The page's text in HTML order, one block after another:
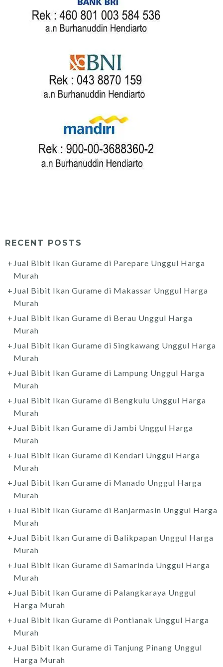
RECENT POSTS
Jual Bibit Ikan Gurame di Parepare Unggul Harga
Murah
Jual Bibit Ikan Gurame di Makassar Unggul Harga
Murah
Jual Bibit Ikan Gurame di Berau Unggul Harga
Murah
Jual Bibit Ikan Gurame di Singkawang Unggul Harga
Murah
Jual Bibit Ikan Gurame di Lampung Unggul Harga
Murah
Jual Bibit Ikan Gurame di Bengkulu Unggul Harga
Murah
Jual Bibit Ikan Gurame di Jambi Unggul Harga
Murah
Jual Bibit Ikan Gurame di Kendari Unggul Harga
Murah
Jual Bibit Ikan Gurame di Manado Unggul Harga
Murah
Jual Bibit Ikan Gurame di Banjarmasin Unggul Harga
Murah
Jual Bibit Ikan Gurame di Balikpapan Unggul Harga
Murah
Jual Bibit Ikan Gurame di Samarinda Unggul Harga
Murah
Jual Bibit Ikan Gurame di Palangkaraya Unggul
Harga Murah
Jual Bibit Ikan Gurame di Pontianak Unggul Harga
Murah
Jual Bibit Ikan Gurame di Tanjung Pinang Unggul
Harga Murah